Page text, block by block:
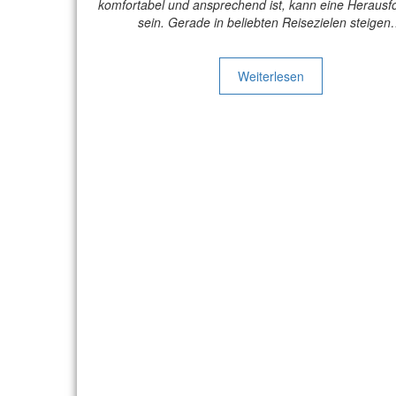
komfortabel und ansprechend ist, kann eine
sein. Gerade in beliebten Reisezielen
Weiterlesen